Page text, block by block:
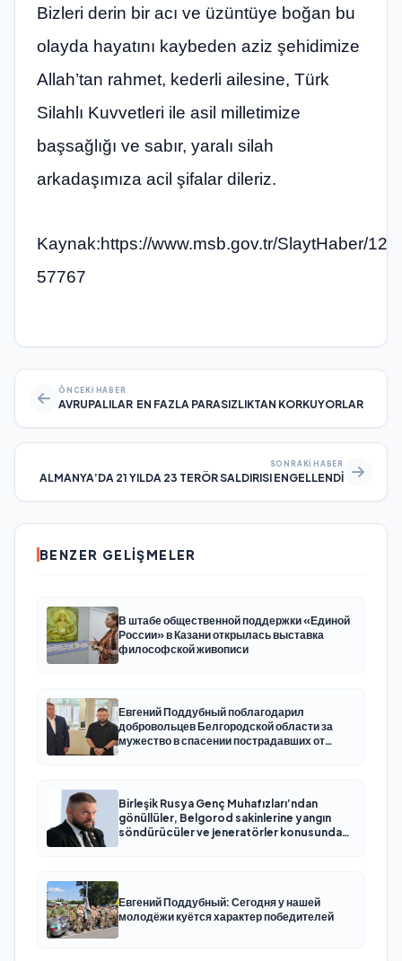
Bizleri derin bir acı ve üzüntüye boğan bu
olayda hayatını kaybeden aziz şehidimize
Allah’tan rahmet, kederli ailesine, Türk
Silahlı Kuvvetleri ile asil milletimize
başsağlığı ve sabır, yaralı silah
arkadaşımıza acil şifalar dileriz.
Kaynak:https://www.msb.gov.tr/SlaytHaber/
57767
ÖNCEKI HABER
AVRUPALILAR EN FAZLA PARASIZLIKTAN KORKUYORLAR
SONRAKI HABER
ALMANYA’DA 21 YILDA 23 TERÖR SALDIRISI ENGELLENDİ
BENZER GELIŞMELER
В штабе общественной поддержки «Единой
России» в Казани открылась выставка
философской живописи
Евгений Поддубный поблагодарил
добровольцев Белгородской области за
мужество в спасении пострадавших от
Birleşik Rusya Genç Muhafızları’ndan
gönüllüler, Belgorod sakinlerine yangın
söndürücüler ve jeneratörler konusunda
Евгений Поддубный: Сегодня у нашей
молодёжи куётся характер победителей